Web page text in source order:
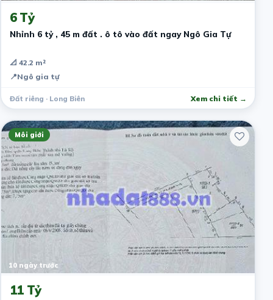
6 Tỷ
Nhỉnh 6 tỷ , 45 m đất . ô tô vào đất ngay Ngô Gia Tự
📐 42.2 m²
📍Ngô gia tự
Đất riêng · Long Biên Xem chi tiết →
Môi giới
10 ngày trước
11 Tỷ